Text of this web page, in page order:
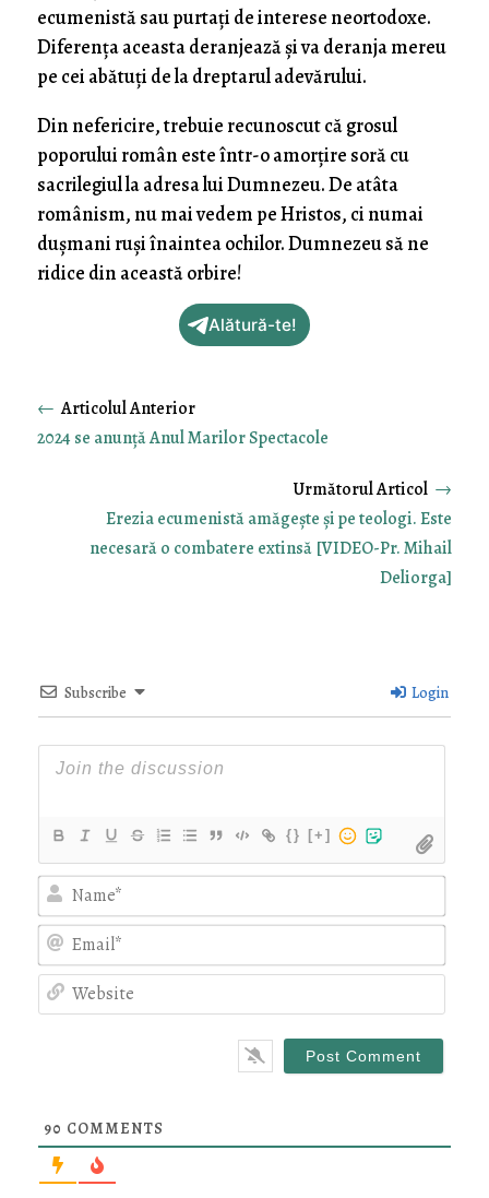
ecumenistă sau purtați de interese neortodoxe.
Diferența aceasta deranjează și va deranja mereu
pe cei abătuți de la dreptarul adevărului.
Din nefericire, trebuie recunoscut că grosul
poporului român este într-o amorțire soră cu
sacrilegiul la adresa lui Dumnezeu. De atâta
românism, nu mai vedem pe Hristos, ci numai
dușmani ruși înaintea ochilor. Dumnezeu să ne
ridice din această orbire!
Alătură-te!
←
2024 se anunţă Anul Marilor Spectacole
Erezia ecumenistă amăgește și pe teologi. Este
necesară o combatere extinsă [VIDEO-Pr. Mihail
Deliorga]
→
Subscribe Login
{} [+]
90 COMMENTS